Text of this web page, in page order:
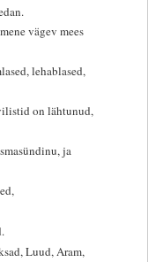
vägev mees
lehablased,
on lähtunud,
ja
Luud, Aram,